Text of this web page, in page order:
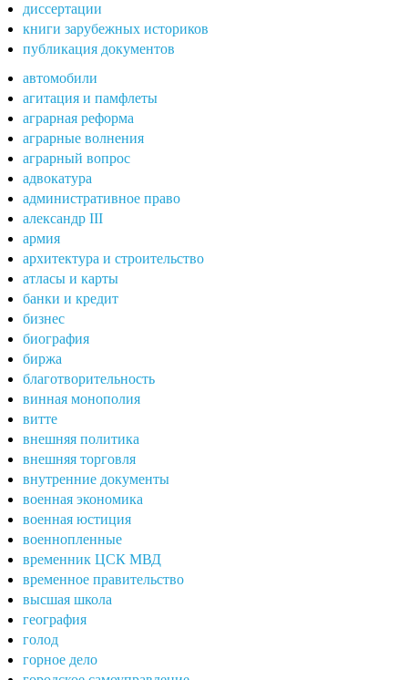
диссертации
книги зарубежных историков
публикация документов
автомобили
агитация и памфлеты
аграрная реформа
аграрные волнения
аграрный вопрос
адвокатура
административное право
александр III
армия
архитектура и строительство
атласы и карты
банки и кредит
бизнес
биография
биржа
благотворительность
винная монополия
витте
внешняя политика
внешняя торговля
внутренние документы
военная экономика
военная юстиция
военнопленные
временник ЦСК МВД
временное правительство
высшая школа
география
голод
горное дело